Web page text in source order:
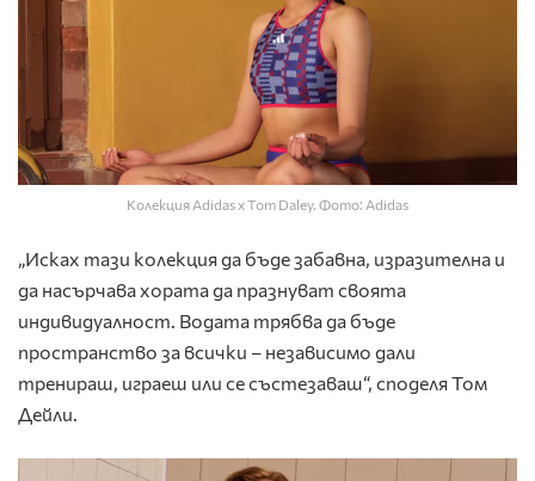
Колекция Adidas x Tom Daley. Фото: Adidas
„Исках тази колекция да бъде забавна, изразителна и
да насърчава хората да празнуват своята
индивидуалност. Водата трябва да бъде
пространство за всички – независимо дали
тренираш, играеш или се състезаваш“, споделя Том
Дейли.